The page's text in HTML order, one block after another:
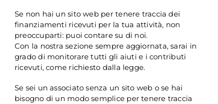
Se non hai un sito web per tenere traccia dei
finanziamenti ricevuti per la tua attività, non
preoccuparti: puoi contare su di noi.
Con la nostra sezione sempre aggiornata, sarai in
grado di monitorare tutti gli aiuti e i contributi
ricevuti, come richiesto dalla legge.
Se sei un associato senza un sito web o se hai
bisogno di un modo semplice per tenere traccia